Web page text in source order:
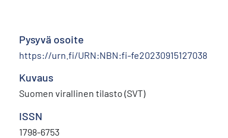
Pysyvä osoite
https://urn.fi/URN:NBN:fi-fe20230915127038
Kuvaus
Suomen virallinen tilasto (SVT)
ISSN
1798-6753